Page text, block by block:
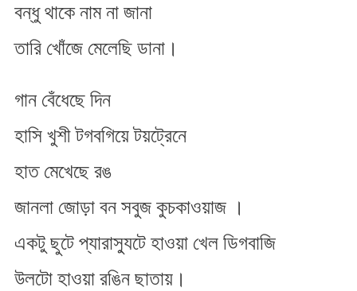
বন্ধু থাকে নাম না জানা
তারি খোঁজে মেলেছি ডানা।
গান বেঁধেছে দিন
হাসি খুশী টগবগিয়ে ট​য়ট্রেনে
হাত মেখেছে রঙ
জানলা জোড়া বন সবুজ কুচকাওয়াজ ।
একটু ছুটে প্যারাস্যুটে হাওয়া খেল ডিগবাজি
উলটো হাওয়া রঙিন ছাতায়।